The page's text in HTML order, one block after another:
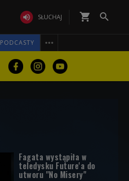
 SŁUCHAJ shopping_cart 
PODCASTY 
Fagata wystąpiła w
teledysku Future'a do
utworu "No Misery"